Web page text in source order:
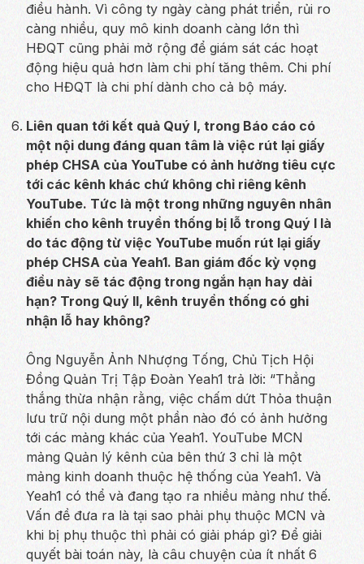
điều hành. Vì công ty ngày càng phát triển, rủi ro
càng nhiều, quy mô kinh doanh càng lớn thì
HĐQT cũng phải mở rộng để giám sát các hoạt
động hiệu quả hơn làm chi phí tăng thêm. Chi phí
cho HĐQT là chi phí dành cho cả bộ máy.
Liên quan tới kết quả Quý I, trong Báo cáo có
một nội dung đáng quan tâm là việc rút lại giấy
phép CHSA của YouTube có ảnh hưởng tiêu cực
tới các kênh khác chứ không chỉ riêng kênh
YouTube. Tức là một trong những nguyên nhân
khiến cho kênh truyền thống bị lỗ trong Quý I là
do tác động từ việc YouTube muốn rút lại giấy
phép CHSA của Yeah1. Ban giám đốc kỳ vọng
điều này sẽ tác động trong ngắn hạn hay dài
hạn? Trong Quý II, kênh truyền thống có ghi
nhận lỗ hay không?
Ông Nguyễn Ảnh Nhượng Tống, Chủ Tịch Hội
Đồng Quản Trị Tập Đoàn Yeah1 trả lời: “Thẳng
thắng thừa nhận rằng, việc chấm dứt Thỏa thuận
lưu trữ nội dung một phần nào đó có ảnh hưởng
tới các mảng khác của Yeah1. YouTube MCN
mảng Quản lý kênh của bên thứ 3 chỉ là một
mảng kinh doanh thuộc hệ thống của Yeah1. Và
Yeah1 có thể và đang tạo ra nhiều mảng như thế.
Vấn đề đưa ra là tại sao phải phụ thuộc MCN và
khi bị phụ thuộc thì phải có giải pháp gì? Để giải
quyết bài toán này, là câu chuyện của ít nhất 6